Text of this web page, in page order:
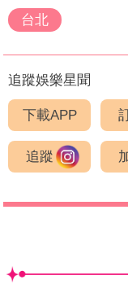
台北
追蹤娛樂星聞
下載APP
追蹤